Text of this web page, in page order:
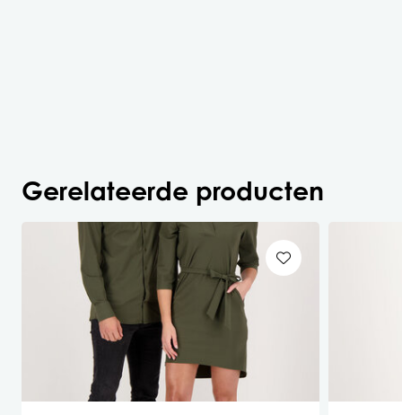
je een team van dames en heren goed aankleden.
Doordat deze travelstof van deze blouse ietsje
dikker is dan bij andere merken tekent deze ook
minder af.
Al deze kleding kan voorzien worden van een logo.
Gerelateerde producten